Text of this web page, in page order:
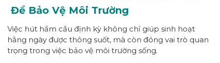
Để Bảo Vệ Môi Trường
Việc hút hầm cầu định kỳ không chỉ giúp sinh hoạt
hằng ngày được thông suốt, mà còn đóng vai trò quan
trọng trong việc bảo vệ môi trường sống.